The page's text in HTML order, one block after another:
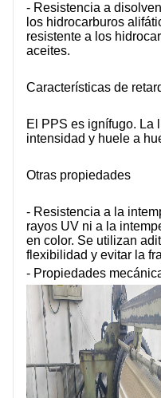
- Resistencia a
los hidrocarburos
resistente a los
aceites.
Características de
El PPS es ignífugo. La
intensidad y huele a
Otras propiedades
- Resistencia a la
rayos UV ni a la
en color. Se utilizan
flexibilidad y evitar la
- Propiedades